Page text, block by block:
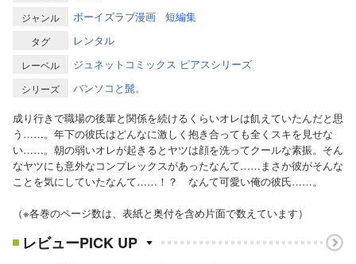
ジャンル ボーイズラブ漫画 短編集
タグ レンタル
レーベル ジュネットコミックス ピアスシリーズ
シリーズ
バンソコと髭。
成り行きで職場の後輩と関係を続けるくらいオレは飢えていたんだと思
う……。年下の彼氏はどんなに激しく抱き合っても全くスキを見せな
い……。朝の弱いオレが起きるとヤツは顔を洗ってクールな素振。そん
なヤツにも意外なコンプレックスがあったなんて……まさか彼がそんな
ことを気にしていたなんて……！？ なんて可愛い俺の彼氏……。
（※各巻のページ数は、表紙と奥付を含め片面で数えています）
レビューPICK UP